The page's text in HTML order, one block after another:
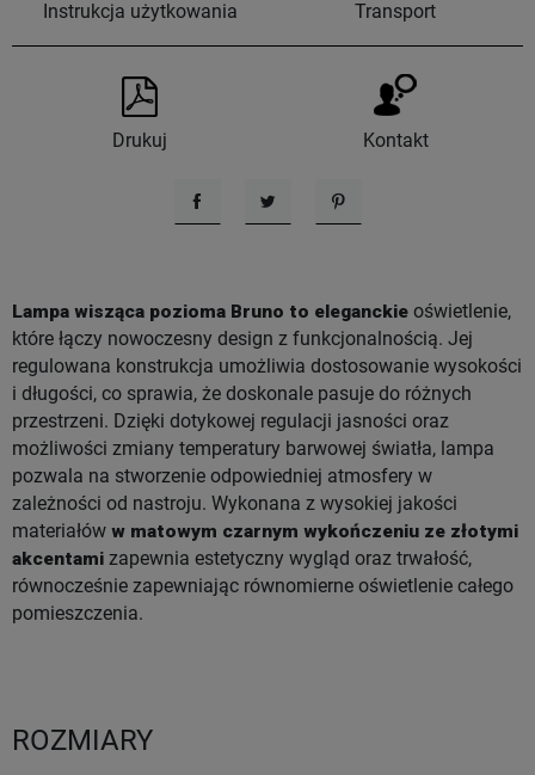
Instrukcja użytkowania Transport
Drukuj Kontakt
UdostępnijTweetujPinterest
Lampa wisząca pozioma Bruno to eleganckie oświetlenie,
które łączy nowoczesny design z funkcjonalnością. Jej
regulowana konstrukcja umożliwia dostosowanie wysokości
i długości, co sprawia, że doskonale pasuje do różnych
przestrzeni. Dzięki dotykowej regulacji jasności oraz
możliwości zmiany temperatury barwowej światła, lampa
pozwala na stworzenie odpowiedniej atmosfery w
zależności od nastroju. Wykonana z wysokiej jakości
materiałów w matowym czarnym wykończeniu ze złotymi
akcentami zapewnia estetyczny wygląd oraz trwałość,
równocześnie zapewniając równomierne oświetlenie całego
pomieszczenia.
ROZMIARY